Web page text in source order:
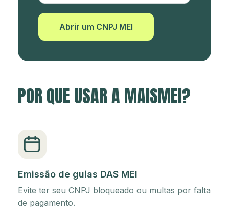
Abrir um CNPJ MEI
POR QUE USAR A MAISMEI?
Emissão de guias DAS MEI
Evite ter seu CNPJ bloqueado ou multas por falta
de pagamento.